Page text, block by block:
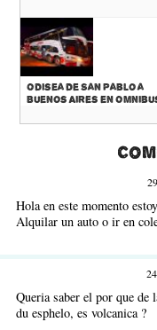
Odisea de San Pablo a
Buenos Aires en
Hola en este momento
Alquilar un auto o ir en
Queria saber el por que de
du esphelo, es volcanica ?